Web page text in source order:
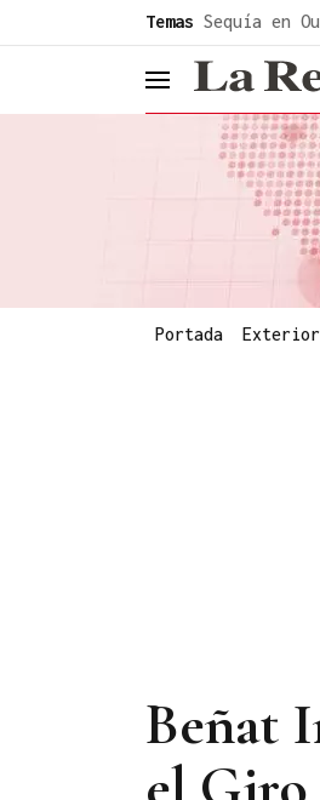
Temas Sequía en
header.menu.open
Portada Exterior
Beñat